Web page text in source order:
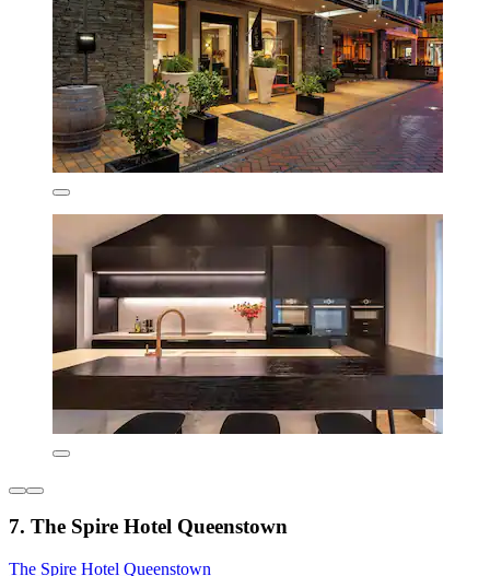
7. The Spire Hotel Queenstown
The Spire Hotel Queenstown